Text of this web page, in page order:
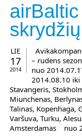
LIE
17
2014
– rudens
nuo
2014.08.10
Stavangeris,
Miunchenas,
Talinas, Kopenhaga,
Varšuva, Turku,
Amsterdamas nuo